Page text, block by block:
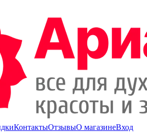
КонтактыОтзывыО магазинеВход